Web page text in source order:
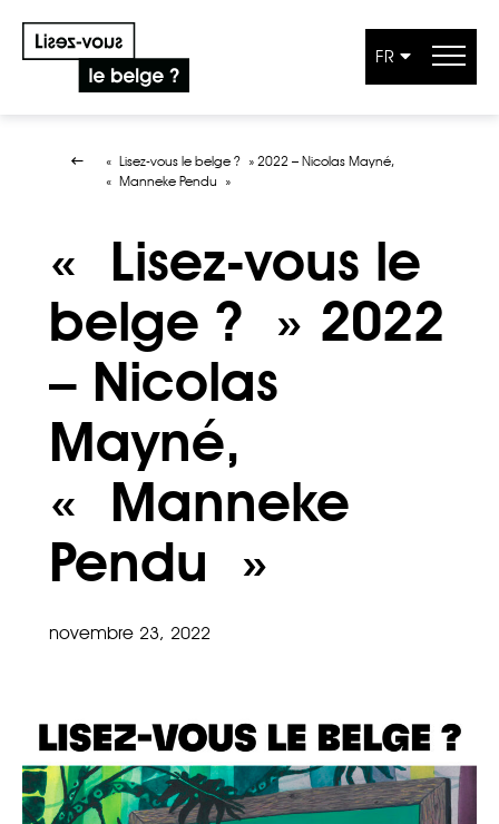
FR
« Lisez-vous le belge ? » 2022 – Nicolas Mayné,
« Manneke Pendu »
« Lisez-vous le
belge ? » 2022
– Nicolas
Mayné,
« Manneke
Pendu »
novembre 23, 2022